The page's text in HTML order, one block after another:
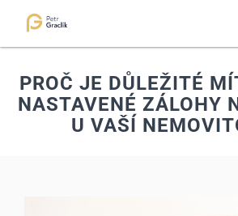
PROČ JE DŮLEŽITÉ
NASTAVENÉ ZÁLOHY
U VAŠÍ